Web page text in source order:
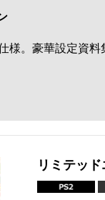
様。豪華設定資
リミテッ